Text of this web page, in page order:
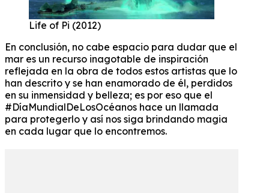
Life of Pi (2012)
En conclusión, no cabe espacio para dudar que el
mar es un recurso inagotable de inspiración
reflejada en la obra de todos estos artistas que lo
han descrito y se han enamorado de él, perdidos
en su inmensidad y belleza; es por eso que el
#DíaMundialDeLosOcéanos hace un llamada
para protegerlo y así nos siga brindando magia
en cada lugar que lo encontremos.